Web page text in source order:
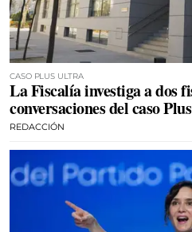
CASO PLUS ULTRA
La Fiscalía investiga a dos
conversaciones del caso
REDACCIÓN